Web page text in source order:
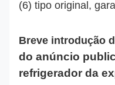
(6) tipo original,
Breve introdução
do anúncio
refrigerador da